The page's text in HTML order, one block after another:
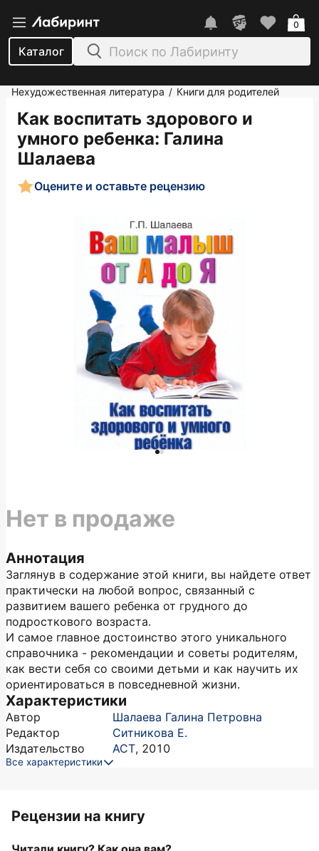
Каталог
0
Нехудожественная литература / Книги для родителей
Как воспитать здорового и
умного ребенка: Галина
Шалаева
Оцените и оставьте рецензию
Аннотация
Заглянув в содержание этой книги, вы найдете ответ
практически на любой вопрос, связанный с
развитием вашего ребенка от грудного до
подросткового возраста.
И самое главное достоинство этого уникального
справочника - рекомендации и советы родителям,
как вести себя со своими детьми и как научить их
ориентироваться в повседневной жизни.
Характеристики
Автор
Шалаева Галина Петровна
Редактор
Ситникова Е.
Издательство
АСТ, 2010
Все характеристики
Нет в продаже
Рецензии на книгу